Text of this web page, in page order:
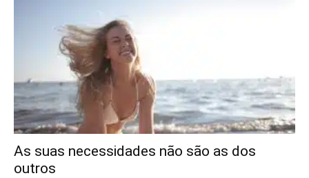
As suas necessidades não são as dos
outros